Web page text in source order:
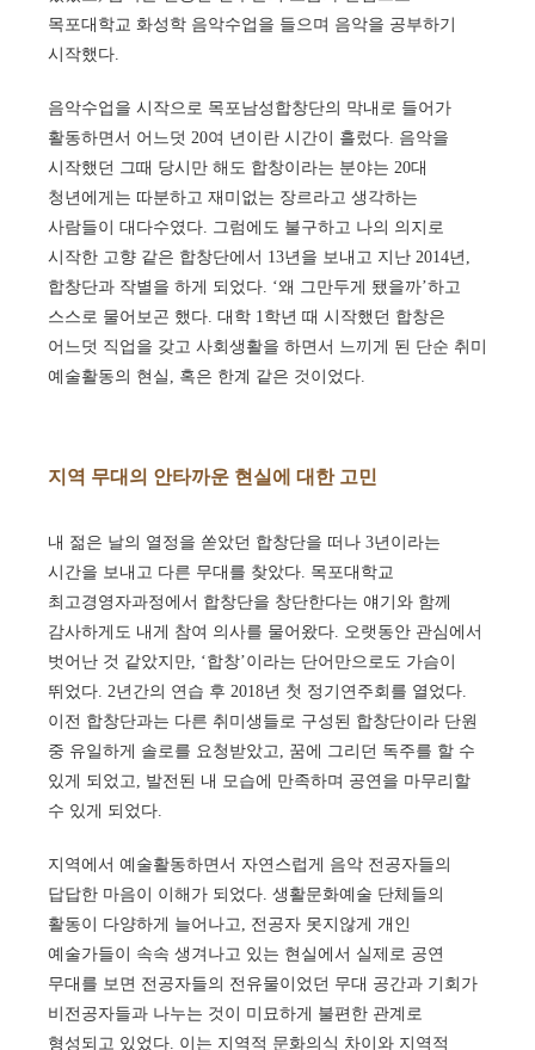
목포대학교 화성학 음악수업을 들으며 음악을 공부하기
시작했다.
음악수업을 시작으로 목포남성합창단의 막내로 들어가
활동하면서 어느덧 20여 년이란 시간이 흘렀다. 음악을
시작했던 그때 당시만 해도 합창이라는 분야는 20대
청년에게는 따분하고 재미없는 장르라고 생각하는
사람들이 대다수였다. 그럼에도 불구하고 나의 의지로
시작한 고향 같은 합창단에서 13년을 보내고 지난 2014년,
합창단과 작별을 하게 되었다. ‘왜 그만두게 됐을까’하고
스스로 물어보곤 했다. 대학 1학년 때 시작했던 합창은
어느덧 직업을 갖고 사회생활을 하면서 느끼게 된 단순 취미
예술활동의 현실, 혹은 한계 같은 것이었다.
지역 무대의 안타까운 현실에 대한 고민
내 젊은 날의 열정을 쏟았던 합창단을 떠나 3년이라는
시간을 보내고 다른 무대를 찾았다. 목포대학교
최고경영자과정에서 합창단을 창단한다는 얘기와 함께
감사하게도 내게 참여 의사를 물어왔다. 오랫동안 관심에서
벗어난 것 같았지만, ‘합창’이라는 단어만으로도 가슴이
뛰었다. 2년간의 연습 후 2018년 첫 정기연주회를 열었다.
이전 합창단과는 다른 취미생들로 구성된 합창단이라 단원
중 유일하게 솔로를 요청받았고, 꿈에 그리던 독주를 할 수
있게 되었고, 발전된 내 모습에 만족하며 공연을 마무리할
수 있게 되었다.
지역에서 예술활동하면서 자연스럽게 음악 전공자들의
답답한 마음이 이해가 되었다. 생활문화예술 단체들의
활동이 다양하게 늘어나고, 전공자 못지않게 개인
예술가들이 속속 생겨나고 있는 현실에서 실제로 공연
무대를 보면 전공자들의 전유물이었던 무대 공간과 기회가
비전공자들과 나누는 것이 미묘하게 불편한 관계로
형성되고 있었다. 이는 지역적 문화의식 차이와 지역적